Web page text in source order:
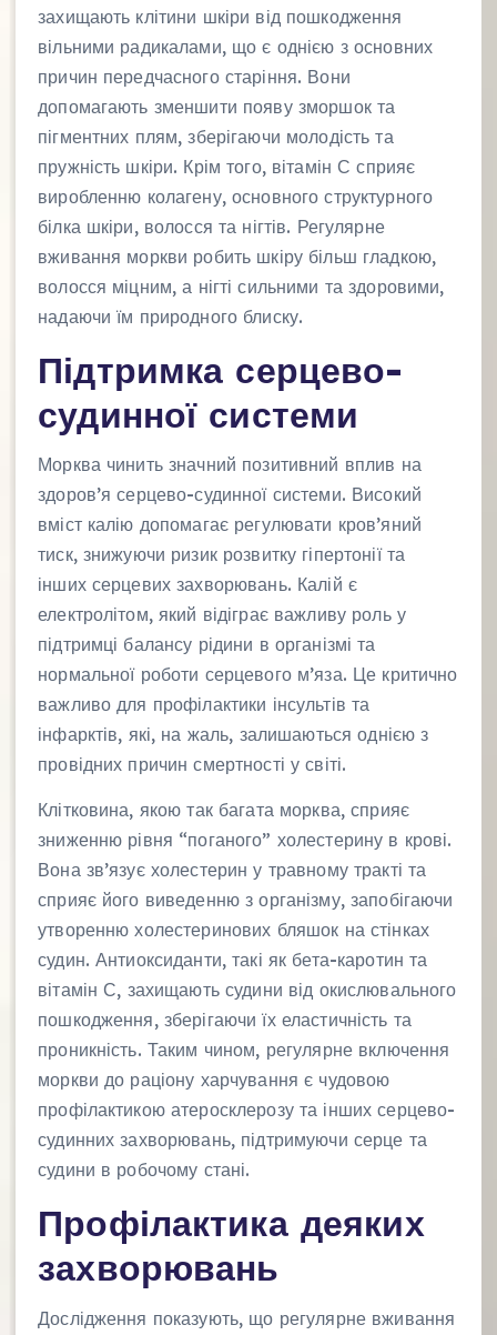
захищають клітини шкіри від пошкодження
вільними радикалами, що є однією з основних
причин передчасного старіння. Вони
допомагають зменшити появу зморшок та
пігментних плям, зберігаючи молодість та
пружність шкіри. Крім того, вітамін С сприяє
виробленню колагену, основного структурного
білка шкіри, волосся та нігтів. Регулярне
вживання моркви робить шкіру більш гладкою,
волосся міцним, а нігті сильними та здоровими,
надаючи їм природного блиску.
Підтримка серцево-
судинної системи
Морква чинить значний позитивний вплив на
здоров’я серцево-судинної системи. Високий
вміст калію допомагає регулювати кров’яний
тиск, знижуючи ризик розвитку гіпертонії та
інших серцевих захворювань. Калій є
електролітом, який відіграє важливу роль у
підтримці балансу рідини в організмі та
нормальної роботи серцевого м’яза. Це критично
важливо для профілактики інсультів та
інфарктів, які, на жаль, залишаються однією з
провідних причин смертності у світі.
Клітковина, якою так багата морква, сприяє
зниженню рівня “поганого” холестерину в крові.
Вона зв’язує холестерин у травному тракті та
сприяє його виведенню з організму, запобігаючи
утворенню холестеринових бляшок на стінках
судин. Антиоксиданти, такі як бета-каротин та
вітамін С, захищають судини від окислювального
пошкодження, зберігаючи їх еластичність та
проникність. Таким чином, регулярне включення
моркви до раціону харчування є чудовою
профілактикою атеросклерозу та інших серцево-
судинних захворювань, підтримуючи серце та
судини в робочому стані.
Профілактика деяких
захворювань
Дослідження показують, що регулярне вживання